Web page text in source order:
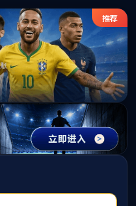
认证)官网|Official